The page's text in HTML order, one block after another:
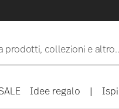
prodotti, collezioni e
Idee regalo |